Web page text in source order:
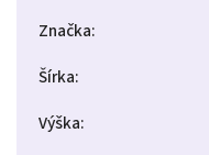
Značka:
Šírka:
Výška: